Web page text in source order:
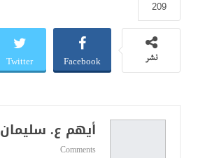
209
نشر Facebook
Twitter
أيهم ع. سليمان
Comments